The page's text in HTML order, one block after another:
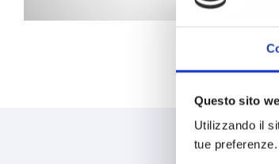
Questo sito
Utilizzando il
tue preferenze.